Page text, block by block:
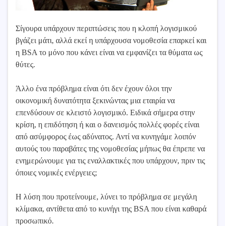
Σίγουρα υπάρχουν περιπτώσεις που η κλοπή λογισμικού
βγάζει μάτι, αλλά εκεί η υπάρχουσα νομοθεσία επαρκεί και
η BSA το μόνο που κάνει είναι να εμφανίζει τα θύματα ως
θύτες.
Άλλο ένα πρόβλημα είναι ότι δεν έχουν όλοι την
οικονομική δυνατότητα ξεκινώντας μια εταιρία να
επενδύσουν σε κλειστό λογισμικό. Ειδικά σήμερα στην
κρίση, η επιδότηση ή και ο δανεισμός πολλές φορές είναι
από ασύμφορος έως αδύνατος. Αντί να κυνηγάμε λοιπόν
αυτούς του παραβάτες της νομοθεσίας μήπως θα έπρεπε να
ενημερώνουμε για τις εναλλακτικές που υπάρχουν, πριν τις
όποιες νομικές ενέργειες;
Η λύση που προτείνουμε, λύνει το πρόβλημα σε μεγάλη
κλίμακα, αντίθετα από το κυνήγι της BSA που είναι καθαρά
προσωπικό.